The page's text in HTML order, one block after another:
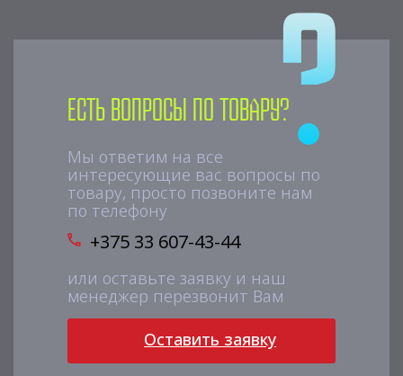
Есть вопросы по товару?
Мы ответим на все
интересующие вас вопросы по
товару, просто позвоните нам
по телефону
+375 33 607-43-44
или оставьте заявку и наш
менеджер перезвонит Вам
Оставить заявку